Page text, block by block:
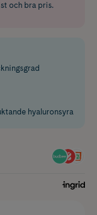
och bra pris.
hyaluronsyra